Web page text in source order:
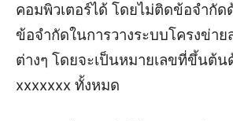
คอมพิวเตอร์ได้ โดยไม่ติดข้อจำกั
ข้อจำกัดในการวางระบบโครงข่า
ต่างๆ โดยจะเป็นหมายเลขที่ขึ้นต้
xxxxxxx ทั้งหมด